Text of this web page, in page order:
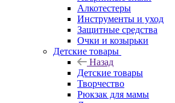
Алкотестеры
Инструменты и уход
Защитные средства
Очки и козырьки
Детские товары
Назад
Детские товары
Творчество
Рюкзак для мамы